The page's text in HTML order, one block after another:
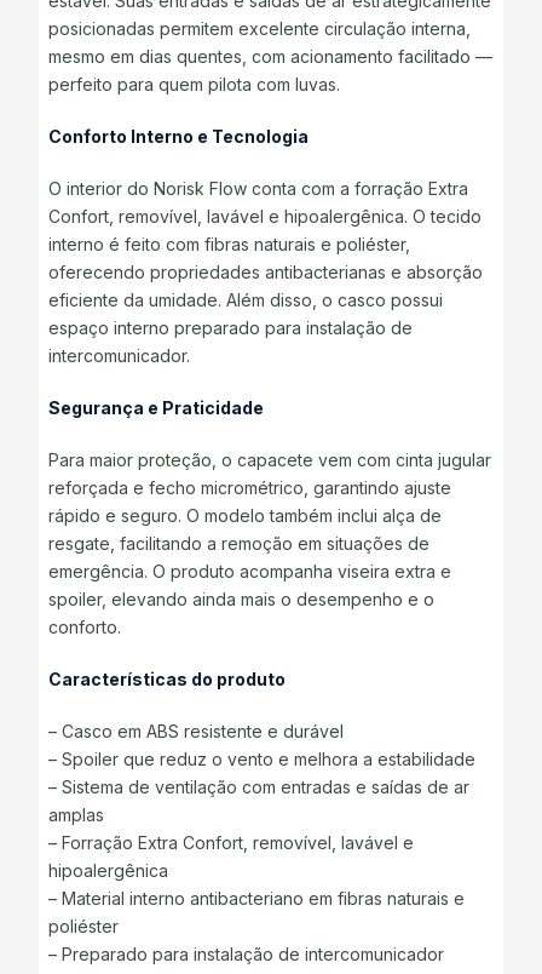
posicionadas permitem excelente circulação interna,
mesmo em dias quentes, com acionamento facilitado —
perfeito para quem pilota com luvas.
Conforto Interno e Tecnologia
O interior do Norisk Flow conta com a forração Extra
Confort, removível, lavável e hipoalergênica. O tecido
interno é feito com fibras naturais e poliéster,
oferecendo propriedades antibacterianas e absorção
eficiente da umidade. Além disso, o casco possui
espaço interno preparado para instalação de
intercomunicador.
Segurança e Praticidade
Para maior proteção, o capacete vem com cinta jugular
reforçada e fecho micrométrico, garantindo ajuste
rápido e seguro. O modelo também inclui alça de
resgate, facilitando a remoção em situações de
emergência. O produto acompanha viseira extra e
spoiler, elevando ainda mais o desempenho e o
conforto.
Características do produto
– Casco em ABS resistente e durável
– Spoiler que reduz o vento e melhora a estabilidade
– Sistema de ventilação com entradas e saídas de ar
amplas
– Forração Extra Confort, removível, lavável e
hipoalergênica
– Material interno antibacteriano em fibras naturais e
poliéster
– Preparado para instalação de intercomunicador